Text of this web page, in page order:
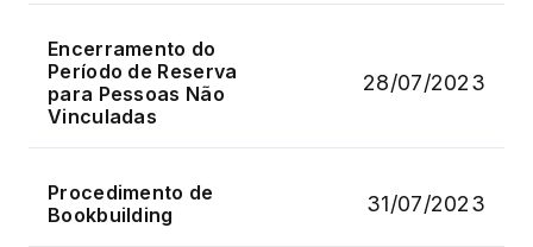
Encerramento do
Período de Reserva
para Pessoas Não
Vinculadas
28/07/2023
Procedimento de
Bookbuilding
31/07/2023